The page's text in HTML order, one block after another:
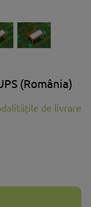
(România)
plăților de livrare